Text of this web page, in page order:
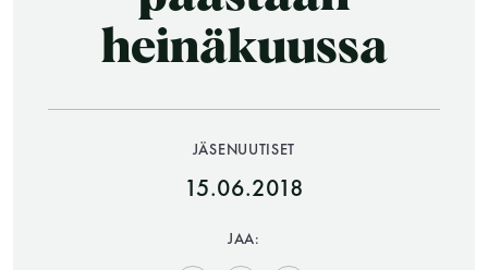
heinäkuussa
JÄSENUUTISET
15.06.2018
JAA: